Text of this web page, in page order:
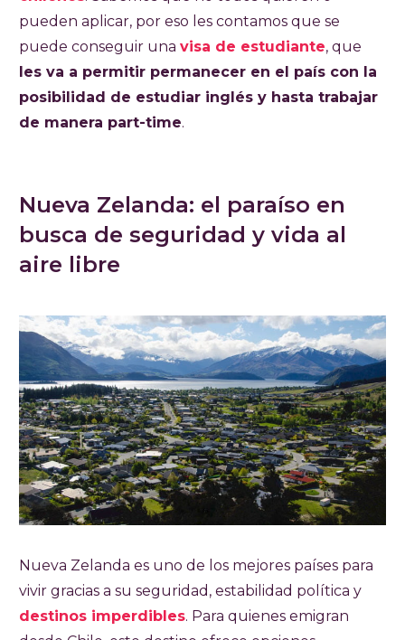
pueden aplicar, por eso les contamos que se
puede conseguir una visa de estudiante, que
les va a permitir permanecer en el país con la
posibilidad de estudiar inglés y hasta trabajar
de manera part-time.
Nueva Zelanda: el paraíso en
busca de seguridad y vida al
aire libre
Nueva Zelanda es uno de los mejores países para
vivir gracias a su seguridad, estabilidad política y
destinos imperdibles. Para quienes emigran